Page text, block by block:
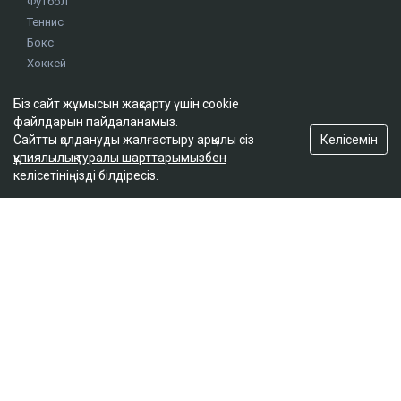
Теннис
Бокс
Хоккей
Оқиғалар
Олимпиада
footer.menu-title-2
О проекте
Біз сайт жұмысын жақсарту үшін cookie
файлдарын пайдаланамыз.
Сайтты қолдануды жалғастыру арқылы сіз
құпиялылық туралы шарттарымызбен
келісетініңізді білдіресіз.
Келісемін